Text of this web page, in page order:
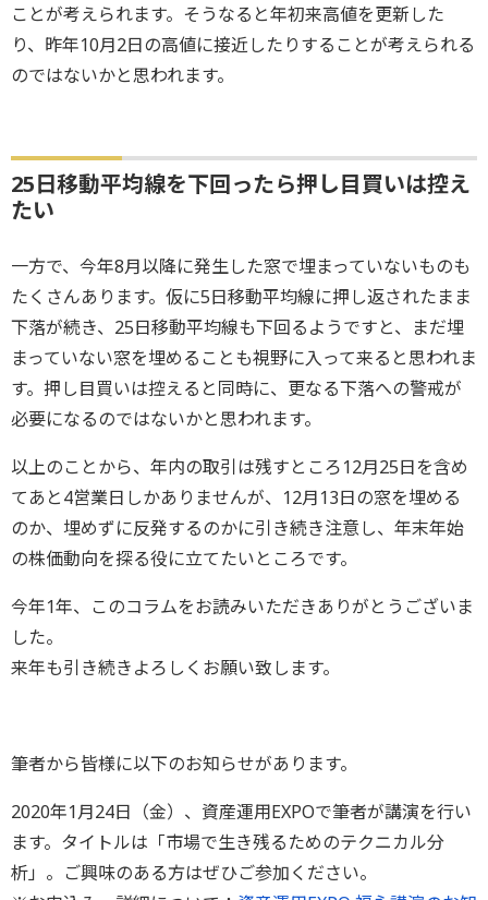
ことが考えられます。そうなると年初来高値を更新した
り、昨年10月2日の高値に接近したりすることが考えられる
のではないかと思われます。
25日移動平均線を下回ったら押し目買いは控え
たい
一方で、今年8月以降に発生した窓で埋まっていないものも
たくさんあります。仮に5日移動平均線に押し返されたまま
下落が続き、25日移動平均線も下回るようですと、まだ埋
まっていない窓を埋めることも視野に入って来ると思われま
す。押し目買いは控えると同時に、更なる下落への警戒が
必要になるのではないかと思われます。
以上のことから、年内の取引は残すところ12月25日を含め
てあと4営業日しかありませんが、12月13日の窓を埋める
のか、埋めずに反発するのかに引き続き注意し、年末年始
の株価動向を探る役に立てたいところです。
今年1年、このコラムをお読みいただきありがとうございま
した。
来年も引き続きよろしくお願い致します。
筆者から皆様に以下のお知らせがあります。
2020年1月24日（金）、資産運用EXPOで筆者が講演を行い
ます。タイトルは「市場で生き残るためのテクニカル分
析」。ご興味のある方はぜひご参加ください。